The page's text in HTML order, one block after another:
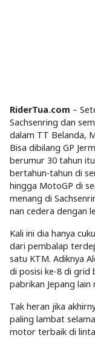
RiderTua.com –
Sachsenring dan
dalam TT Belanda,
Bisa dibilang GP
berumur 30 tahun
bertahun-tahun di
hingga MotoGP di
menang di
nan cedera dengan
Kali ini dia hanya
dari pembalap
satu KTM. Adiknya
di posisi ke-8 di grid
pabrikan Jepang lain
Tak heran jika
paling lambat
motor terbaik di